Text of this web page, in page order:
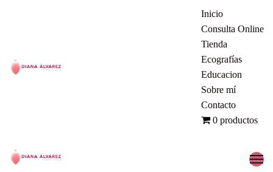
Ginecóloga | Dra. Diana Álvarez
| Manizales Colombia
Inicio
Consulta Online
Tienda
Ecografías
Educacion
Sobre mí
Contacto
0 productos